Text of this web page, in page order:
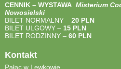
CENNIK – WYSTAWA Misterium
Nowosielski
BILET NORMALNY – 20 PLN
BILET ULGOWY – 15 PLN
BILET RODZINNY – 60 PLN
Kontakt
Pałac w Lewkowie